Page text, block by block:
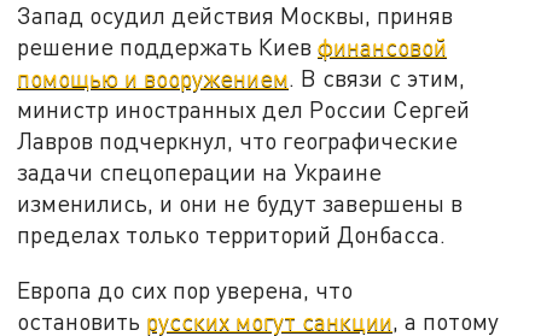
Запад осудил действия Москвы, приняв
решение поддержать Киевфинансовой
помощью и вооружением. В связи с этим,
министр иностранных дел России Сергей
Лавров подчеркнул, что географические
задачи спецоперации на Украине
изменились, и они не будут завершены в
пределах только территорий Донбасса.
Европа до сих пор уверена, что
остановить русских могут санкции, а потому